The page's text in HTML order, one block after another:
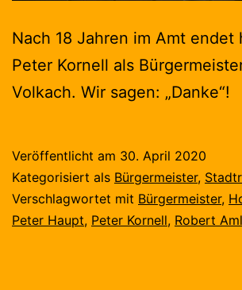
Nach 18 Jahren im Amt endet
Peter Kornell als
Volkach. Wir sagen: „Danke“!
Veröffentlicht am 30. April 2020
Kategorisiert als Bürgermeister,
Verschlagwortet mit Bürgermeister,
Peter Haupt, Peter Kornell, Robert